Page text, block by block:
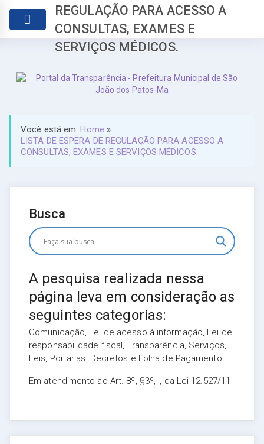
REGULAÇÃO PARA ACESSO A
CONSULTAS, EXAMES E
SERVIÇOS MÉDICOS.
Você está em:Home »
LISTA DE ESPERA DE REGULAÇÃO PARA ACESSO A
CONSULTAS, EXAMES E SERVIÇOS MÉDICOS.
Busca
A pesquisa realizada nessa
página leva em consideração as
seguintes categorias:
Comunicação, Lei de acesso à informação, Lei de
responsabilidade fiscal, Transparência, Serviços,
Leis, Portarias, Decretos e Folha de Pagamento.
Em atendimento ao Art. 8º, §3º, I, da Lei 12.527/11